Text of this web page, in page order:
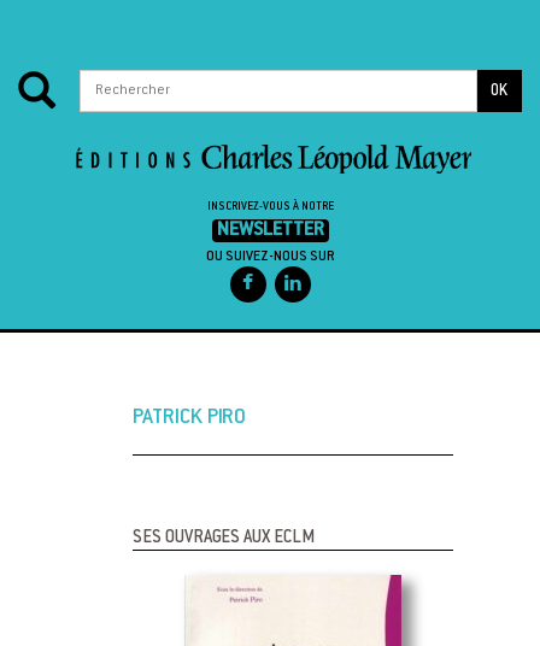
OK
INSCRIVEZ-VOUS À NOTRE
NEWSLETTER
OU SUIVEZ-NOUS SUR
PATRICK PIRO
SES OUVRAGES AUX ECLM